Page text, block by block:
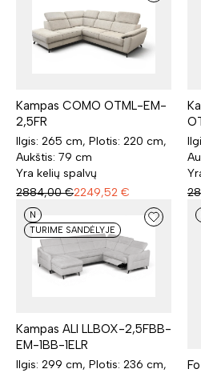
Kampas COMO OTML-EM-
2,5FR
Ilgis: 265 cm, Plotis: 220 cm,
Aukštis: 79 cm
Yra kelių spalvų
2884,00 €2249,52 €
N
TURIME SANDĖLYJE
Kampas ALI LLBOX-2,5FBB-
EM-1BB-1ELR
Ilgis: 299 cm, Plotis: 236 cm,